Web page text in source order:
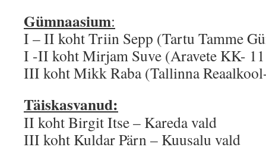
Gümnaasium:
I – II koht Triin Sepp (Tartu Tamme
I -II koht Mirjam Suve (Aravete KK-
III koht Mikk Raba (Tallinna
Täiskasvanud:
II koht Birgit Itse – Kareda vald
III koht Kuldar Pärn – Kuusalu vald